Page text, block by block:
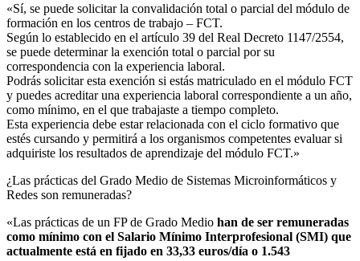
«Sí, se puede solicitar la convalidación total o parcial del módulo de
formación en los centros de trabajo – FCT.
Según lo establecido en el artículo 39 del Real Decreto 1147/2554,
se puede determinar la exención total o parcial por su
correspondencia con la experiencia laboral.
Podrás solicitar esta exención si estás matriculado en el módulo FCT
y puedes acreditar una experiencia laboral correspondiente a un año,
como mínimo, en el que trabajaste a tiempo completo.
Esta experiencia debe estar relacionada con el ciclo formativo que
estés cursando y permitirá a los organismos competentes evaluar si
adquiriste los resultados de aprendizaje del módulo FCT.»
¿Las prácticas del Grado Medio de Sistemas Microinformáticos y
Redes son remuneradas?​
«Las prácticas de un FP de Grado Medio han de ser remuneradas
como mínimo con el Salario Mínimo Interprofesional (SMI) que
actualmente está en fijado en 33,33 euros/día o 1.543